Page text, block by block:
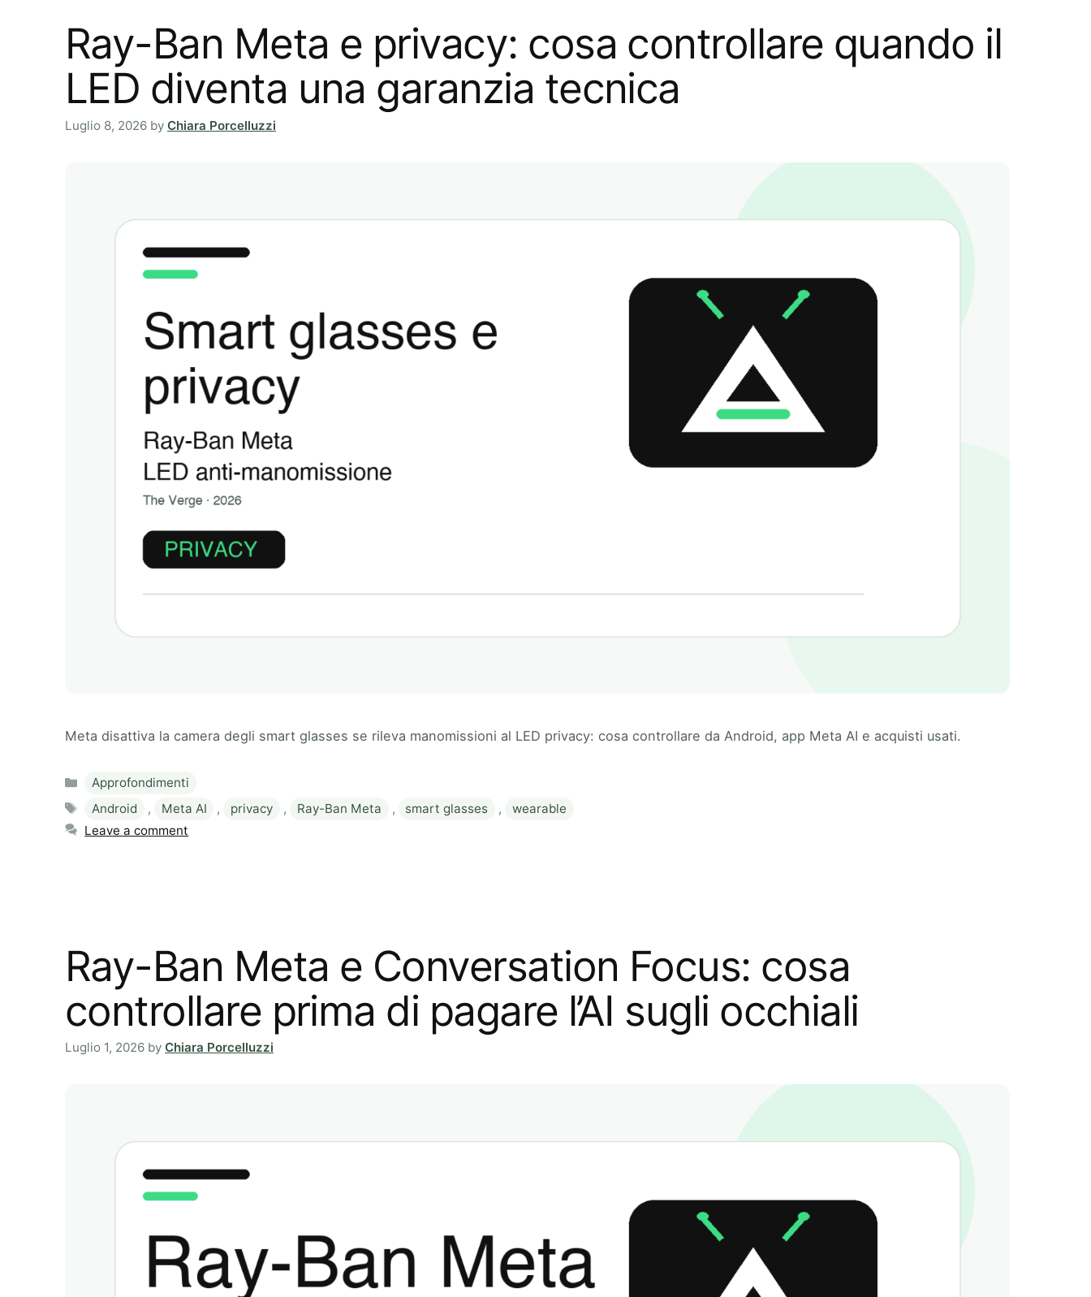
Ray-Ban Meta e privacy: cosa controllare quando il
LED diventa una garanzia tecnica
Luglio 8, 2026 by Chiara Porcelluzzi
Meta disattiva la camera degli smart glasses se rileva manomissioni al LED privacy: cosa controllare da Android, app Meta AI e acquisti usati.
Categories
Approfondimenti
Tags
Android , Meta AI , privacy , Ray-Ban Meta , smart glasses ,
wearable
Leave a comment
Ray-Ban Meta e Conversation Focus: cosa
controllare prima di pagare l’AI sugli occhiali
Luglio 1, 2026 by Chiara Porcelluzzi